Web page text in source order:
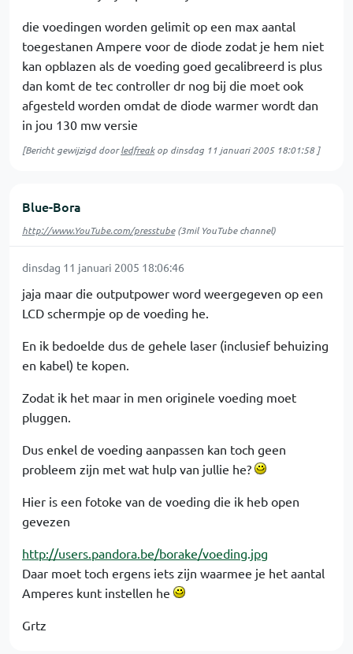
die voedingen worden gelimit op een max aantal
toegestanen Ampere voor de diode zodat je hem niet
kan opblazen als de voeding goed gecalibreerd is plus
dan komt de tec controller dr nog bij die moet ook
afgesteld worden omdat de diode warmer wordt dan
in jou 130 mw versie
[Bericht gewijzigd doorledfreakop dinsdag 11 januari 2005 18:01:58]
Blue-Bora
http://www.YouTube.com/presstube(3mil YouTube channel)
dinsdag 11 januari 2005 18:06:46
jaja maar die outputpower word weergegeven op een
LCD schermpje op de voeding he.
En ik bedoelde dus de gehele laser (inclusief behuizing
en kabel) te kopen.
Zodat ik het maar in men originele voeding moet
pluggen.
Dus enkel de voeding aanpassen kan toch geen
probleem zijn met wat hulp van jullie he?
Hier is een fotoke van de voeding die ik heb open
gevezen
http://users.pandora.be/borake/voeding.jpg
Daar moet toch ergens iets zijn waarmee je het aantal
Amperes kunt instellen he
Grtz